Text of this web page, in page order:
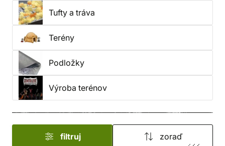
Tufty a tráva
Terény
Podložky
Výroba terénov
filtruj zoraď